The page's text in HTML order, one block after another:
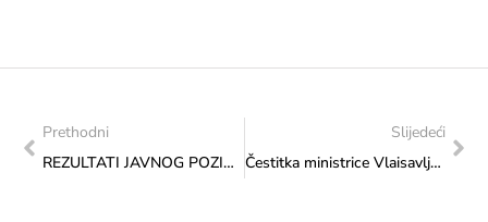
Prethodni
REZULTATI JAVNOG POZIVA 2025.: Formalno-pravno neispravne prijave, Transfer za potporu mobilnosti umjetnika, Ciklus 3.
Slijedeći
Čestitka ministrice Vlaisavljević povodom Dana Općine Kreševo